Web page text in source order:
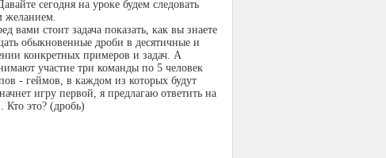
сегодня на уроке будем следовать
желанием.
стоит задача показать, как вы знаете
обыкновенные дроби в десятичные и
конкретных примеров и задач. А
участие три команды по 5 человек
- геймов, в каждом из которых будут
игру первой, я предлагаю ответить на
Кто это? (дробь)